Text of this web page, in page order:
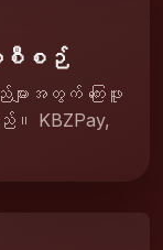
းစီစဉ်
းအတွက် ကြေးဖူး
။ KBZPay,